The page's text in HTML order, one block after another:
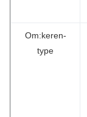
Om:keren-
type